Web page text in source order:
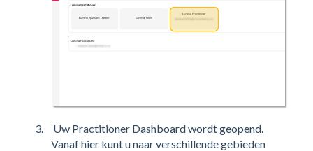
Uw Practitioner Dashboard wordt geopend.
Vanaf hier kunt u naar verschillende gebieden